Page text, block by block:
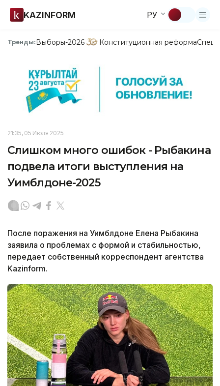
KAZINFORM РУ
Тренды:Выборы-2026 Конституционная реформа
21:35, 05 Июля 2025
Слишком много ошибок - Рыбакина
подвела итоги выступления на
Уимблдоне-2025
После поражения на Уимблдоне Елена Рыбакина
заявила о проблемах с формой и стабильностью,
передает собственный корреспондент агентства
Kazinform.